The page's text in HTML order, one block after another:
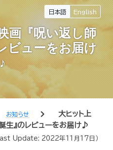
日本語 English
画『呪い返し師
ビューをお届け
お知らせ chevron_right
大ヒット上
生』のレビューをお届け♪
Update: 2022年11月17日 ）